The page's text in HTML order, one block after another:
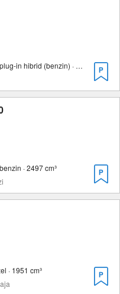
2016 / 10 · 188.000 km · 135 kW (181 LE) · plug-in hibrid (benzin) · 1998 cm³
· 2497 cm³
· 1951 cm³